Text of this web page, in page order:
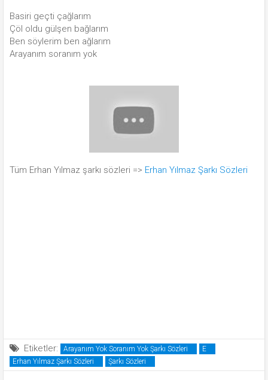
Basiri geçti çağlarım
Çöl oldu gülşen bağlarım
Ben söylerim ben ağlarım
Arayanım soranım yok
Tüm Erhan Yılmaz şarkı sözleri => Erhan Yılmaz Şarkı Sözleri
Etiketler: Arayanım Yok Soranım Yok Şarkı Sözleri
E
Erhan Yılmaz Şarkı Sözleri
Şarkı Sözleri